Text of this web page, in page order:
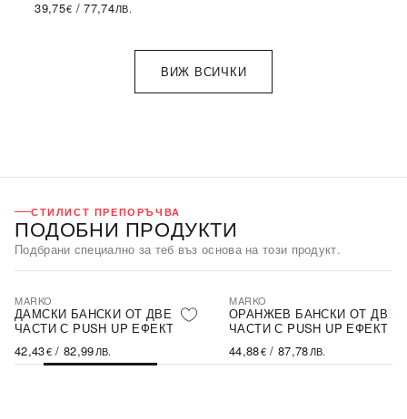
39,75€ /77,74ЛВ.
ВИЖ ВСИЧКИ
СТИЛИСТ ПРЕПОРЪЧВА
ПОДОБНИ ПРОДУКТИ
Подбрани специално за теб въз основа на този продукт.
MARKO
ДАМСКИ БАНСКИ ОТ ДВЕ
ЧАСТИ С PUSH UP ЕФЕКТ
42,43€/ 82,99ЛВ.
MARKO
ОРАНЖЕВ БАНСКИ ОТ ДВЕ
ЧАСТИ С PUSH UP ЕФЕКТ
44,88€/ 87,78ЛВ.